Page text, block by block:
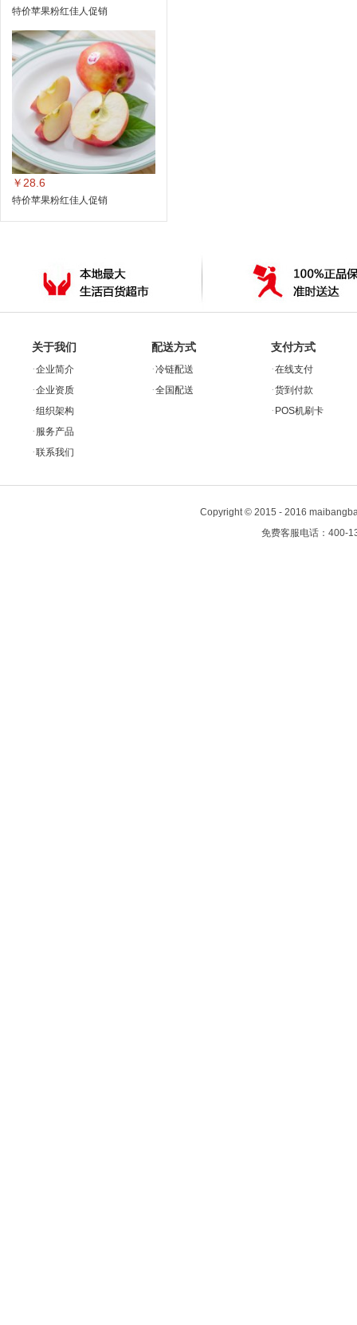
特价苹果粉红佳人促销
￥28.6
特价苹果粉红佳人促销
关于我们
·企业简介
·企业资质
·组织架构
· 服务产品
·联系我们
配送方式
·冷链配送
·全国配送
支付方式
·在线支付
·货到付款
· POS机刷卡
Copyright© 2015 - 2016
免费客服电话：400-